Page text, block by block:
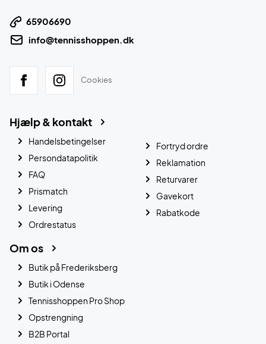
65906690
info@tennisshoppen.dk
Cookies
Hjælp & kontakt
Handelsbetingelser
Persondatapolitik
FAQ
Prismatch
Levering
Ordrestatus
Fortryd ordre
Reklamation
Returvarer
Gavekort
Rabatkode
Om os
Butik på Frederiksberg
Butik i Odense
Tennisshoppen Pro Shop
Opstrengning
B2B Portal